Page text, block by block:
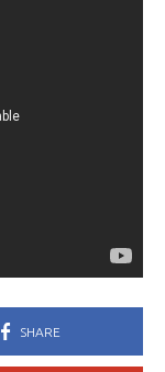
SHARE